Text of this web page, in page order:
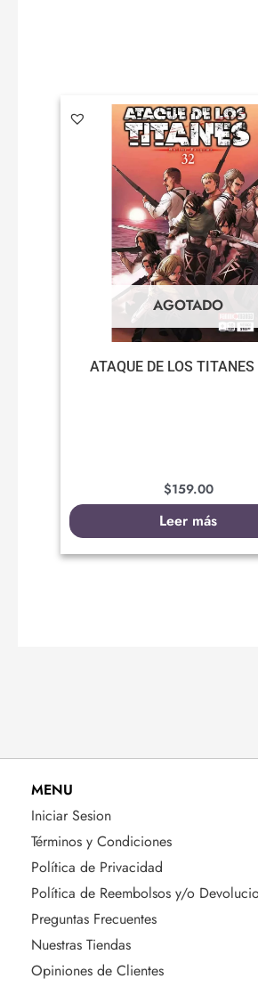
AGOTADO
ATAQUE DE LOS
$159.00
Leer más
MENU
Iniciar Sesion
Términos y Condiciones
Política de Privacidad
Política de Reembolsos y/o
Preguntas Frecuentes
Nuestras Tiendas
Opiniones de Clientes